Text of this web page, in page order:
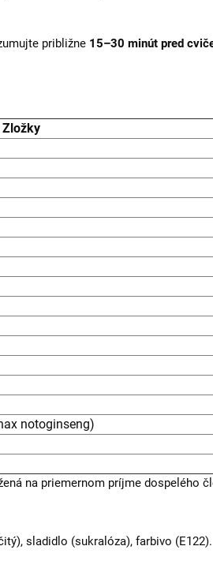
približne 15–30 minút pred
notoginseng)
na priemernom príjme dospelého
sladidlo (sukralóza), farbivo (E122).